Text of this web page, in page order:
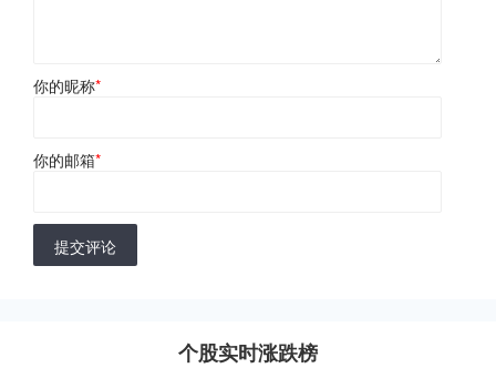
你的昵称*
你的邮箱*
提交评论
个股实时涨跌榜